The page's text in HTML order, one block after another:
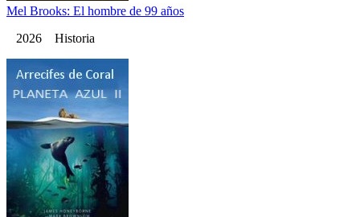
Mel Brooks: El hombre de 99 años
2026 Historia